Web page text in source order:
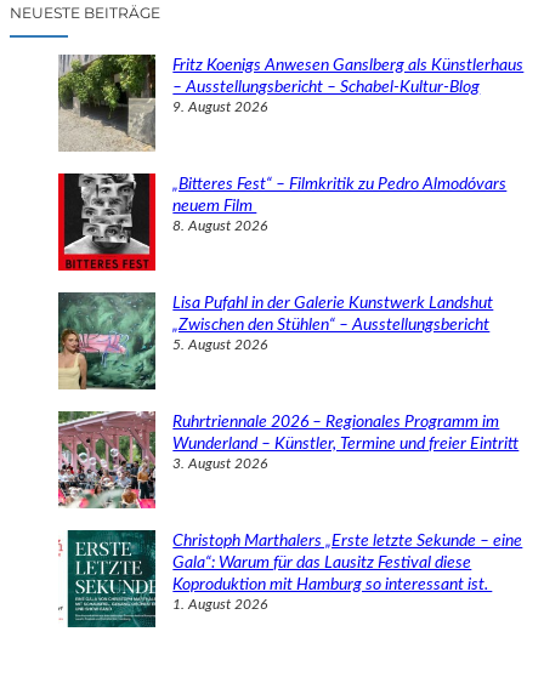
cNEUESTE BEITRÄGE
Fritz Koenigs Anwesen Ganslberg als Künstlerhaus
– Ausstellungsbericht – Schabel-Kultur-Blog
9. August 2026
„Bitteres Fest“ – Filmkritik zu Pedro Almodóvars
neuem Film
8. August 2026
Lisa Pufahl in der Galerie Kunstwerk Landshut
„Zwischen den Stühlen“ – Ausstellungsbericht
5. August 2026
Ruhrtriennale 2026 – Regionales Programm im
Wunderland – Künstler, Termine und freier Eintritt
3. August 2026
Christoph Marthalers „Erste letzte Sekunde – eine
Gala“: Warum für das Lausitz Festival diese
Koproduktion mit Hamburg so interessant ist.
1. August 2026